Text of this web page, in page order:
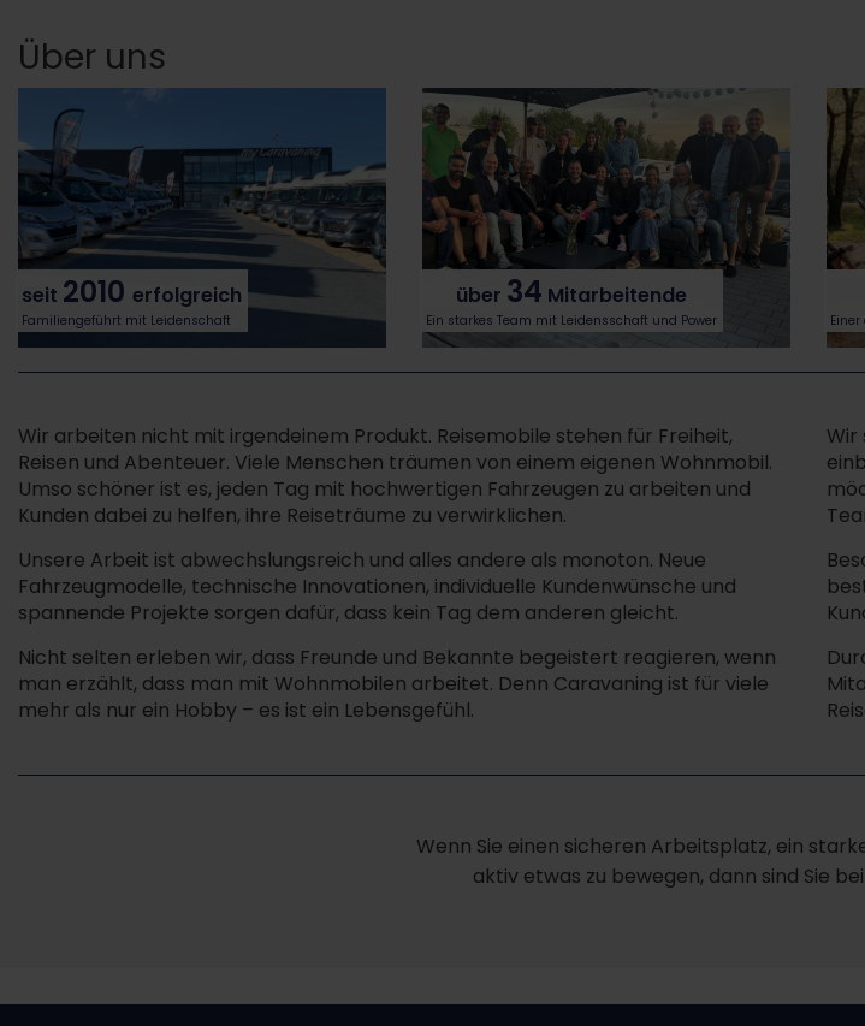
Über uns
seit 2010erfolgreich
Familiengeführt mit Leidenschaft
über 34 Mitarbeitende
Ein starkes Team mit Leidensschaft und Power
Wir arbeiten nicht mit irgendeinem Produkt. Reisemobile stehen für Freiheit,
Reisen und Abenteuer. Viele Menschen träumen von einem eigenen Wohnmobil.
Umso schöner ist es, jeden Tag mit hochwertigen Fahrzeugen zu arbeiten und
Kunden dabei zu helfen, ihre Reiseträume zu verwirklichen.
Unsere Arbeit ist abwechslungsreich und alles andere als monoton. Neue
Fahrzeugmodelle, technische Innovationen, individuelle Kundenwünsche und
spannende Projekte sorgen dafür, dass kein Tag dem anderen gleicht.
Nicht selten erleben wir, dass Freunde und Bekannte begeistert reagieren, wenn
man erzählt, dass man mit Wohnmobilen arbeitet. Denn Caravaning ist für viele
mehr als nur ein Hobby – es ist ein Lebensgefühl.
Wir
Wenn Sie einen sicheren Arbeitsplatz, ein
aktiv etwas zu bewegen, dann sind Sie